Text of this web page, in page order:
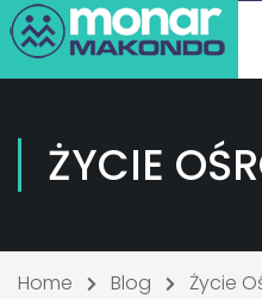
ŻYCIE
Home Blog
Życie